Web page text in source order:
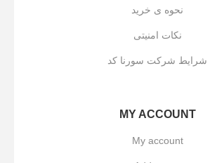
نحوه ی خرید
نکات امنیتی
شرایط شرکت سورنا کد
MY ACCOUNT
My account